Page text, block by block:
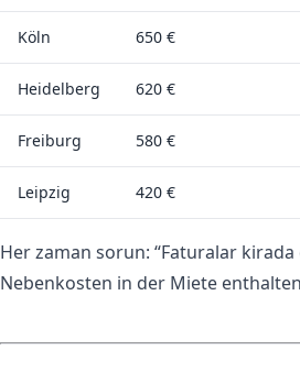
Köln 650 €
Heidelberg 620 €
Freiburg 580 €
Leipzig 420 €
Her zaman sorun: “Faturalar kirada
Nebenkosten in der Miete